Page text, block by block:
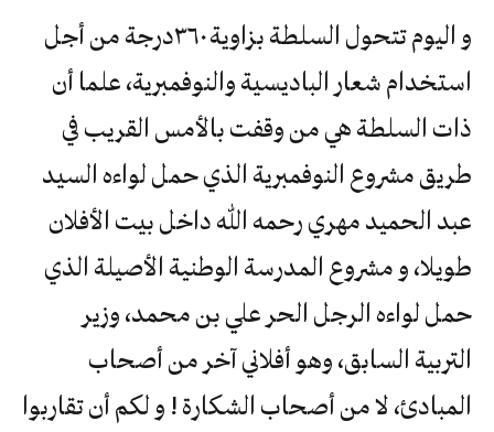
و اليوم تتحول السلطة بزاوية ٣٦٠درجة من أجل
استخدام شعار الباديسية والنوفمبرية، علما أن
ذات السلطة هي من وقفت بالأمس القريب في
طريق مشروع النوفمبرية الذي حمل لواءه السيد
عبد الحميد مهري رحمه الله داخل بيت الأفلان
طويلا، و مشروع المدرسة الوطنية الأصيلة الذي
حمل لواءه الرجل الحر علي بن محمد، وزير
التربية السابق، وهو أفلاني آخر من أصحاب
المبادئ، لا من أصحاب الشكارة ! و لكم أن تقاربوا